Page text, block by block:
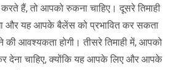
हैं, तो आपको रुकना चाहिए। दूसरे तिमाही
और यह आपके बैलेंस को प्रभावित कर सकता
आवश्यकता होगी। तीसरे तिमाही में, आपको
देना चाहिए, क्योंकि यह आपके लिए और आपके